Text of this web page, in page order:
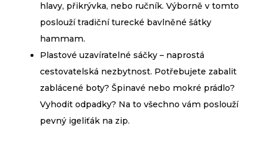
hlavy, přikrývka, nebo ručník. Výborně v tomto
poslouží tradiční turecké bavlněné šátky
hammam.
Plastové uzavíratelné sáčky – naprostá
cestovatelská nezbytnost. Potřebujete zabalit
zablácené boty? Špinavé nebo mokré prádlo?
Vyhodit odpadky? Na to všechno vám poslouží
pevný igeliťák na zip.